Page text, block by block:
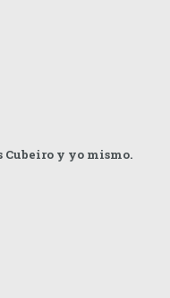
Cubeiro y yo mismo.